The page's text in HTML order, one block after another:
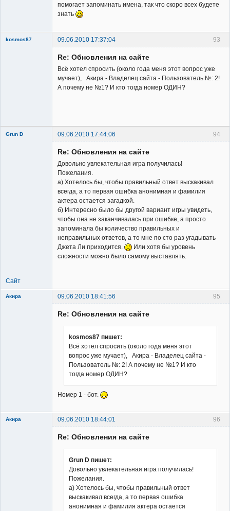
помогает запоминать имена, так что скоро всех будете
знать
93
kosmos87 09.06.2010 17:37:04
Re: Обновления на сайте
Всё хотел спросить (около года меня этот вопрос уже
мучает), Акира - Владелец сайта - Пользователь №: 2!
А почему не №1? И кто тогда номер ОДИН?
94
Grun D 09.06.2010 17:44:06
Re: Обновления на сайте
Довольно увлекательная игра получилась!
Пожелания.
а) Хотелось бы, чтобы правильный ответ выскакивал
всегда, а то первая ошибка анонимная и фамилия
актера остается загадкой.
б) Интересно было бы другой вариант игры увидеть,
чтобы она не заканчивалась при ошибке, а просто
запоминала бы количество правильных и
неправильных ответов, а то мне по сто раз угадывать
Джета Ли приходится.
Или хотя бы уровень
сложности можно было самому выставлять.
Сайт
95
Акира 09.06.2010 18:41:56
Re: Обновления на сайте
kosmos87 пишет:
Всё хотел спросить (около года меня этот
вопрос уже мучает), Акира - Владелец сайта -
Пользователь №: 2! А почему не №1? И кто
тогда номер ОДИН?
Номер 1 - бот.
96
Акира 09.06.2010 18:44:01
Re: Обновления на сайте
Grun D пишет:
Довольно увлекательная игра получилась!
Пожелания.
а) Хотелось бы, чтобы правильный ответ
выскакивал всегда, а то первая ошибка
анонимная и фамилия актера остается